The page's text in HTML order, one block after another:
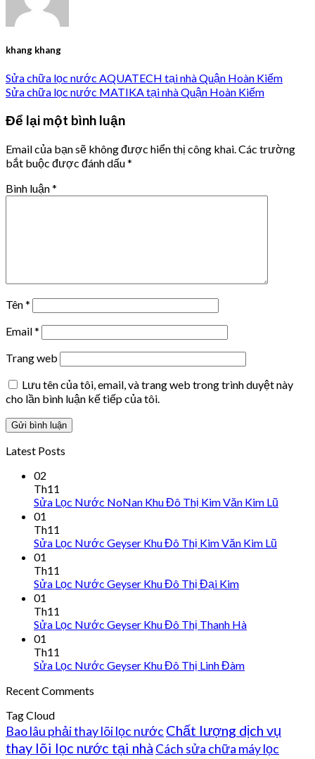
khang khang
Sửa chữa lọc nước AQUATECH tại nhà Quận Hoàn Kiếm
Sửa chữa lọc nước MATIKA tại nhà Quận Hoàn Kiếm
Để lại một bình luận
Email của bạn sẽ không được hiển thị công khai. Các trường
bắt buộc được đánh dấu*
Bình luận*
Tên*
Email*
Trang web
Lưu tên của tôi, email, và trang web trong trình duyệt này
cho lần bình luận kế tiếp của tôi.
Latest Posts
02
Th11
Sửa Lọc Nước NoNan Khu Đô Thị Kim Văn Kim Lũ
01
Th11
Sửa Lọc Nước Geyser Khu Đô Thị Kim Văn Kim Lũ
01
Th11
Sửa Lọc Nước Geyser Khu Đô Thị Đại Kim
01
Th11
Sửa Lọc Nước Geyser Khu Đô Thị Thanh Hà
01
Th11
Sửa Lọc Nước Geyser Khu Đô Thị Linh Đàm
Recent Comments
Tag Cloud
Bao lâu phải thay lõi lọc nước Chất lượng dịch vụ
thay lõi lọc nước tại nhà Cách sửa chữa máy lọc